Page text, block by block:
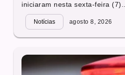
iniciaram nesta sexta-feira (7)...
Notícias agosto 8, 2026